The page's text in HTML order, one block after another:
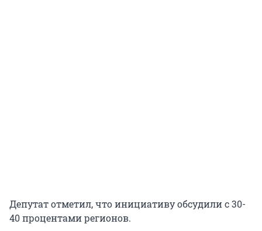
Депутат отметил, что инициативу обсудили с 30-
40 процентами регионов.